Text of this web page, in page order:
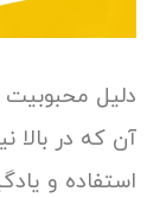
دلیل محبوبیت
آن که در بالا
استفاده و